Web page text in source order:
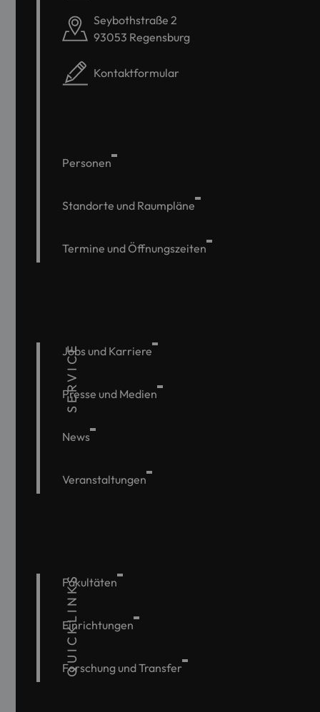
Seybothstraße 2
93053 Regensburg
Kontaktformular
Personen
Standorte und Raumpläne
Termine und Öffnungszeiten
SERVICE
Jobs und Karriere
Presse und Medien
News
Veranstaltungen
QUICKLINKS
Fakultäten
Einrichtungen
Forschung und Transfer